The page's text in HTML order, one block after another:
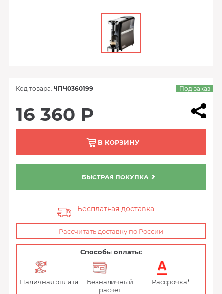
Код товара: ЧПЧ0360199 Под заказ
16 360 Р
В КОРЗИНУ
БЫСТРАЯ ПОКУПКА
Бесплатная доставка
Рассчитать доставку по России
Способы оплаты:
Наличная оплата
Безналичный
расчет
Рассрочка*